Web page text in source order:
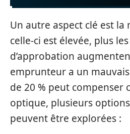
Un autre aspect clé est la
celle-ci est élevée, plus
d’approbation
emprunteur a un
de 20 % peut compenser
optique, plusieurs
peuvent être explorées :